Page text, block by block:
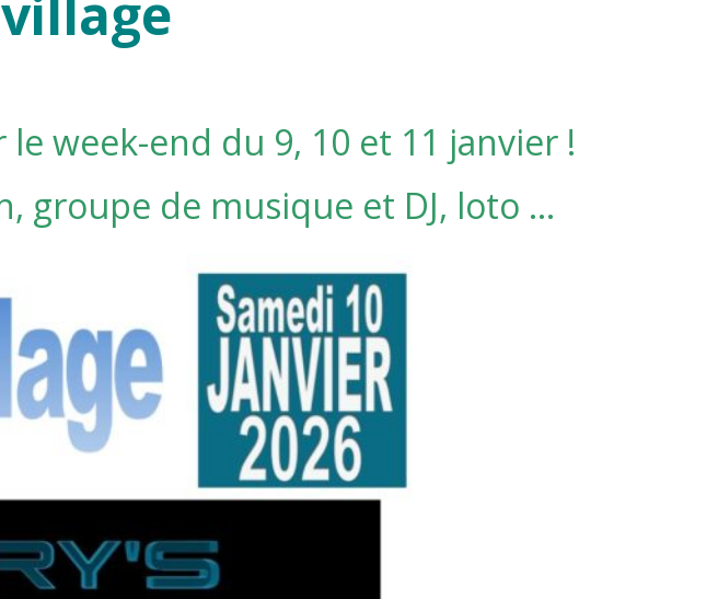
week-end du 9, 10 et 11 janvier !
groupe de musique et DJ, loto …